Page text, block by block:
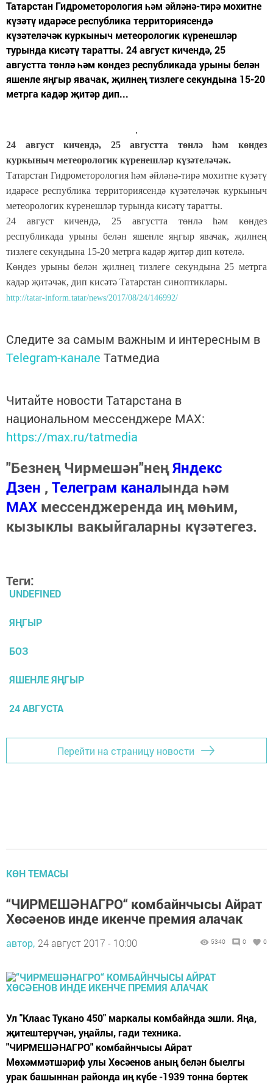
Татарстан Гидрометорология һәм әйләнә-тирә мохитне
күзәтү идарәсе республика территориясендә
күзәтеләчәк куркыныч метеорологик күренешләр
турында кисәтү таратты. 24 август кичендә, 25
августта төнлә һәм көндез республикада урыны белән
яшенле яңгыр явачак, җилнең тизлеге секундына 15-20
метрга кадәр җитәр дип...
24 август кичендә, 25 августта төнлә һәм көндез
куркыныч метеорологик күренешләр күзәтеләчәк.
Татарстан Гидрометорология һәм әйләнә-тирә мохитне күзәтү
идарәсе республика территориясендә күзәтеләчәк куркыныч
метеорологик күренешләр турында кисәтү таратты.
24 август кичендә, 25 августта төнлә һәм көндез
республикада урыны белән яшенле яңгыр явачак, җилнең
тизлеге секундына 15-20 метрга кадәр җитәр дип көтелә.
Көндез урыны белән җилнең тизлеге секундына 25 метрга
кадәр җитәчәк, дип кисәтә Татарстан синоптиклары.
http://tatar-inform.tatar/news/2017/08/24/146992/
Следите за самым важным и интересным в
Telegram-канале Татмедиа
Читайте новости Татарстана в
национальном мессенджере MАХ:
https://max.ru/tatmedia
"Безнең Чирмешән"неңЯндекс
Дзен , Телеграм каналында һәм
МАХ мессенджеренда иң мөһим,
кызыклы вакыйгаларны күзәтегез.
Теги:
UNDEFINED
ЯҢГЫР
БОЗ
ЯШЕНЛЕ ЯҢГЫР
24 АВГУСТА
Перейти на страницу новости
КӨН ТЕМАСЫ
“ЧИРМЕШӘНАГРО“ комбайнчысы Айрат
Хөсәенов инде икенче премия алачак
автор, 24 август 2017 - 10:00 5340 0 0
Ул "Клаас Тукано 450" маркалы комбайнда эшли. Яңа,
җитештерүчән, уңайлы, гади техника.
"ЧИРМЕШӘНАГРО" комбайнчысы Айрат
Мөхәммәтшәриф улы Хөсәенов аның белән быелгы
урак башыннан районда иң күбе -1939 тонна бөртек